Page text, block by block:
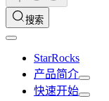
搜索
StarRocks
产品简介
快速开始